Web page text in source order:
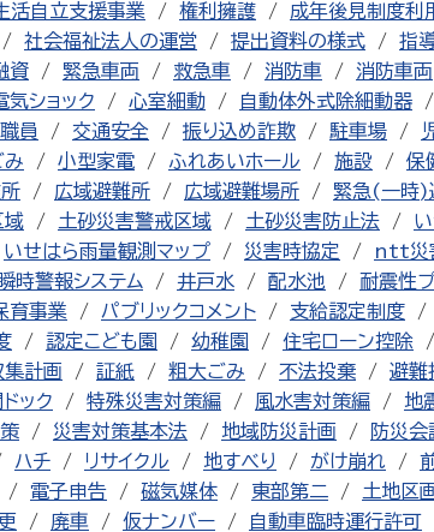
活自立支援事業 権利擁護
成年後見制度利
社会福祉法人の運営 提出資料の様式 指
資 緊急車両 救急車 消防車 消防車両
気ショック 心室細動 自動体外式除細動器
員 交通安全 振り込め詐欺 駐車場
み 小型家電 ふれあいホール 施設 保
広域避難所 広域避難場所
緊急(一時)
域 土砂災害警戒区域 土砂災害防止法
いせはら雨量観測マップ 災害時協定
ntt災
時警報システム 井戸水 配水池
耐震性
育事業 パブリックコメント 支給認定制度
認定こども園 幼稚園 住宅ローン控除
集計画 証紙 粗大ごみ 不法投棄 避難
ック 特殊災害対策編 風水害対策編 地
災害対策基本法 地域防災計画 防災会
ハチ リサイクル 地すべり がけ崩れ
電子申告 磁気媒体 東部第二 土地区
廃車 仮ナンバー 自動車臨時運行許可